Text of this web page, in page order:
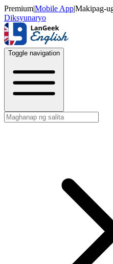
Premium|Mobile App|Makipag-
Diksyunaryo
Toggle navigation